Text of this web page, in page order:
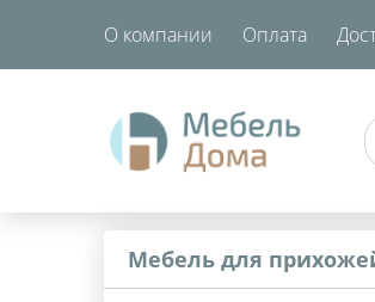
О компании Оплата
Мебель для